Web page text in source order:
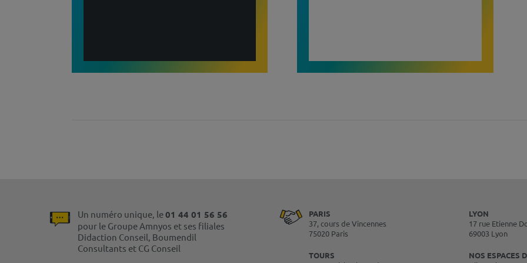
Un numéro unique, le01 44 01 56 56
pour le Groupe Amnyos et ses filiales
Didaction Conseil, Boumendil
Consultants et CG Conseil
PARIS
37, cours de Vincennes
75020 Paris
LYON
17 rue Etienne
69003 Lyon
TOURS
NOS ESPACES